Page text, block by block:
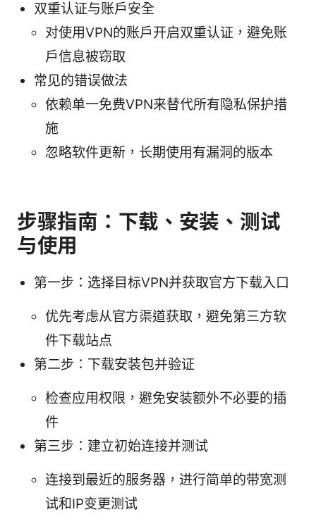
双重认证与账户安全
对使用VPN的账户开启双重认证，避免账
户信息被窃取
常见的错误做法
依赖单一免费VPN来替代所有隐私保护措
施
忽略软件更新，长期使用有漏洞的版本
步骤指南：下载、安装、测试
与使用
第一步：选择目标VPN并获取官方下载入口
优先考虑从官方渠道获取，避免第三方软
件下载站点
第二步：下载安装包并验证
检查应用权限，避免安装额外不必要的插
件
第三步：建立初始连接并测试
连接到最近的服务器，进行简单的带宽测
试和IP变更测试